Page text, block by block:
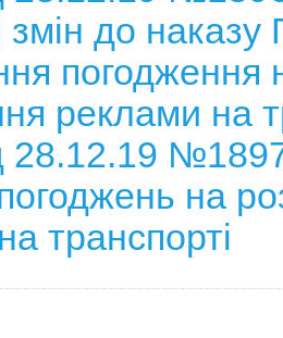
змін до наказу
погодження
реклами на
28.12.19
на
транспорті